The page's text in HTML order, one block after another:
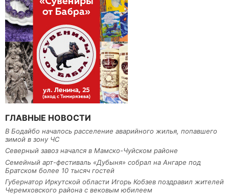
ГЛАВНЫЕ НОВОСТИ
В Бодайбо началось расселение аварийного жилья, попавшего
зимой в зону ЧС
Северный завоз начался в Мамско-Чуйском районе
Семейный арт-фестиваль «Дубыня» собрал на Ангаре под
Братском более 10 тысяч гостей
Губернатор Иркутской области Игорь Кобзев поздравил жителей
Черемховского района с вековым юбилеем